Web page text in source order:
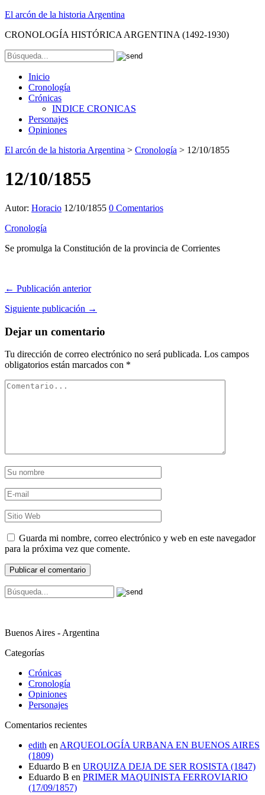
El arcón de la historia Argentina
CRONOLOGÍA HISTÓRICA ARGENTINA (1492-1930)
Inicio
Cronología
Crónicas
INDICE CRONICAS
Personajes
Opiniones
El arcón de la historia Argentina > Cronología > 12/10/1855
12/10/1855
Autor: Horacio 12/10/1855 0 Comentarios
Cronología
Se promulga la Constitución de la provincia de Corrientes
← Publicación anterior
Siguiente publicación →
Dejar un comentario
Tu dirección de correo electrónico no será publicada. Los campos
obligatorios están marcados con *
Guarda mi nombre, correo electrónico y web en este navegador
para la próxima vez que comente.
Buenos Aires - Argentina
Categorías
Crónicas
Cronología
Opiniones
Personajes
Comentarios recientes
edith en ARQUEOLOGÍA URBANA EN BUENOS AIRES
(1809)
Eduardo B en URQUIZA DEJA DE SER ROSISTA (1847)
Eduardo B en PRIMER MAQUINISTA FERROVIARIO
(17/09/1857)